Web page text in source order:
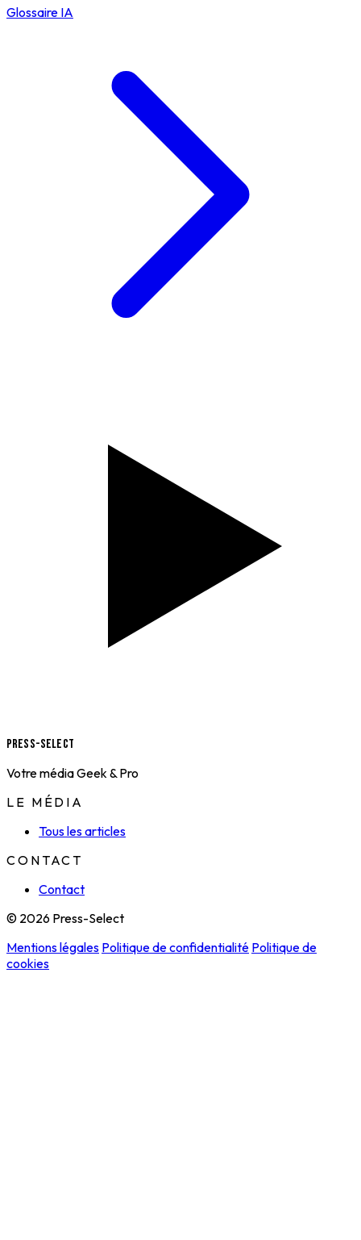
Glossaire IA
Press-Select
Votre média Geek & Pro
LE MÉDIA
Tous les articles
CONTACT
Contact
© 2026 Press-Select
Mentions légales Politique de confidentialité Politique de
cookies